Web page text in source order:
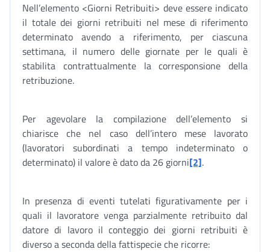
Nell’elemento <Giorni Retribuiti> deve essere indicato
il totale dei giorni retribuiti nel mese di riferimento
determinato avendo a riferimento, per ciascuna
settimana, il numero delle giornate per le quali è
stabilita contrattualmente la corresponsione della
retribuzione.
Per agevolare la compilazione dell’elemento si
chiarisce che nel caso dell’intero mese lavorato
(lavoratori subordinati a tempo indeterminato o
determinato) il valore è dato da 26 giorni[2].
In presenza di eventi tutelati figurativamente per i
quali il lavoratore venga parzialmente retribuito dal
datore di lavoro il conteggio dei giorni retribuiti è
diverso a seconda della fattispecie che ricorre: